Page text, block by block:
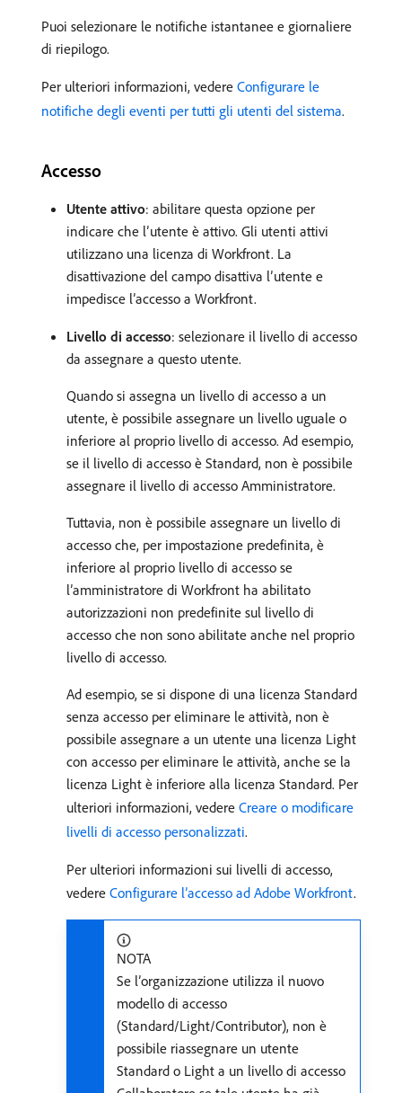
Puoi selezionare le notifiche istantanee e giornaliere
di riepilogo.
Per ulteriori informazioni, vedere Configurare le
notifiche degli eventi per tutti gli utenti del sistema.
Accesso
Utente attivo: abilitare questa opzione per
indicare che l’utente è attivo. Gli utenti attivi
utilizzano una licenza di Workfront. La
disattivazione del campo disattiva l’utente e
impedisce l’accesso a Workfront.
Livello di accesso: selezionare il livello di accesso
da assegnare a questo utente.
Quando si assegna un livello di accesso a un
utente, è possibile assegnare un livello uguale o
inferiore al proprio livello di accesso. Ad esempio,
se il livello di accesso è Standard, non è possibile
assegnare il livello di accesso Amministratore.
Tuttavia, non è possibile assegnare un livello di
accesso che, per impostazione predefinita, è
inferiore al proprio livello di accesso se
l’amministratore di Workfront ha abilitato
autorizzazioni non predefinite sul livello di
accesso che non sono abilitate anche nel proprio
livello di accesso.
Ad esempio, se si dispone di una licenza Standard
senza accesso per eliminare le attività, non è
possibile assegnare a un utente una licenza Light
con accesso per eliminare le attività, anche se la
licenza Light è inferiore alla licenza Standard. Per
ulteriori informazioni, vedere Creare o modificare
livelli di accesso personalizzati.
Per ulteriori informazioni sui livelli di accesso,
vedere Configurare l’accesso ad Adobe Workfront.
NOTA
Se l’organizzazione utilizza il nuovo
modello di accesso
(Standard/Light/Contributor), non è
possibile riassegnare un utente
Standard o Light a un livello di accesso